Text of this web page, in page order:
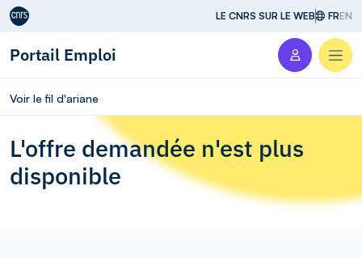
Aller au contenu LE CNRS SUR LE WEB FREN
Portail Emploi
Voir le fil d'ariane
L'offre demandée n'est plus
disponible